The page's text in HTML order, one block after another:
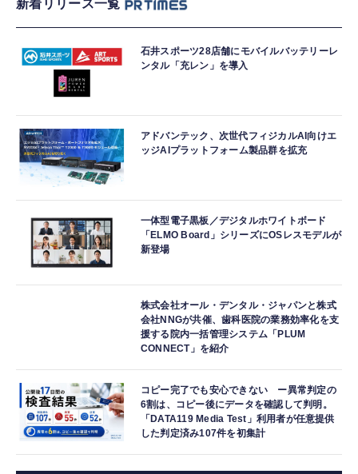
新着リリース一覧
石井スポーツ28店舗にモバイルバッテリーレ
ンタル「充レン」を導入
アドバンテック、次世代フィジカルAI向けエ
ッジAIプラットフォーム製品群を拡充
一体型電子黒板／デジタルホワイトボード
「ELMO Board」シリーズにOSレスモデルが
新登場
株式会社オール・デンタル・ジャパンと株式
会社NNGが共催、歯科医院の業務効率化を支
援する院内一括管理システム「PLUM
CONNECT」を紹介
コピー完了でも安心できない ー異常判定の
6割は、コピー後にデータを確認して判明。
「DATA119 Media Test」利用者が任意提供
した判定済み107件を初集計